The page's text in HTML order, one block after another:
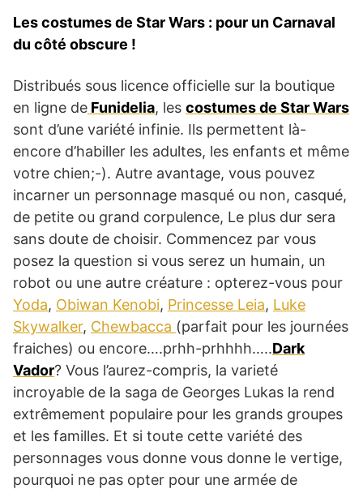
Les costumes de Star Wars : pour un Carnaval
du côté obscure !
Distribués sous licence officielle sur la boutique
en ligne de Funidelia, les costumes de Star Wars
sont d’une variété infinie. Ils permettent là-
encore d’habiller les adultes, les enfants et même
votre chien;-). Autre avantage, vous pouvez
incarner un personnage masqué ou non, casqué,
de petite ou grand corpulence, Le plus dur sera
sans doute de choisir. Commencez par vous
posez la question si vous serez un humain, un
robot ou une autre créature : opterez-vous pour
Yoda, Obiwan Kenobi, Princesse Leia, Luke
Skywalker, Chewbacca (parfait pour les journées
fraiches) ou encore….prhh-prhhhh…..Dark
Vador? Vous l’aurez-compris, la varieté
incroyable de la saga de Georges Lukas la rend
extrêmement populaire pour les grands groupes
et les familles. Et si toute cette variété des
personnages vous donne vous donne le vertige,
pourquoi ne pas opter pour une armée de